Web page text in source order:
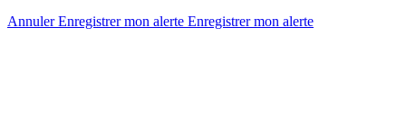
AnnulerEnregistrer mon alerte Enregistrermon alerte